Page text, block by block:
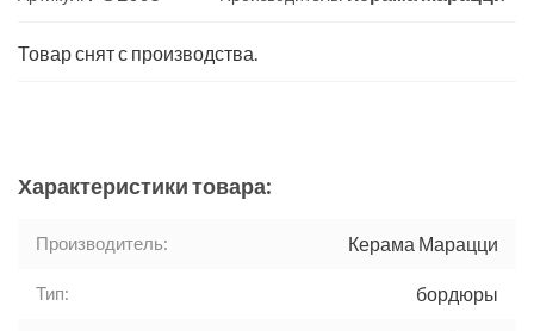
Товар снят с производства.
Характеристики товара:
Производитель: Керама Марацци
Тип: бордюры